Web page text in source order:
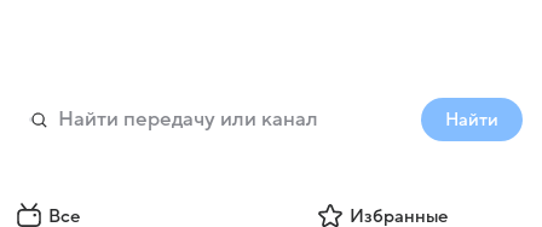
Найти
Все Избранные